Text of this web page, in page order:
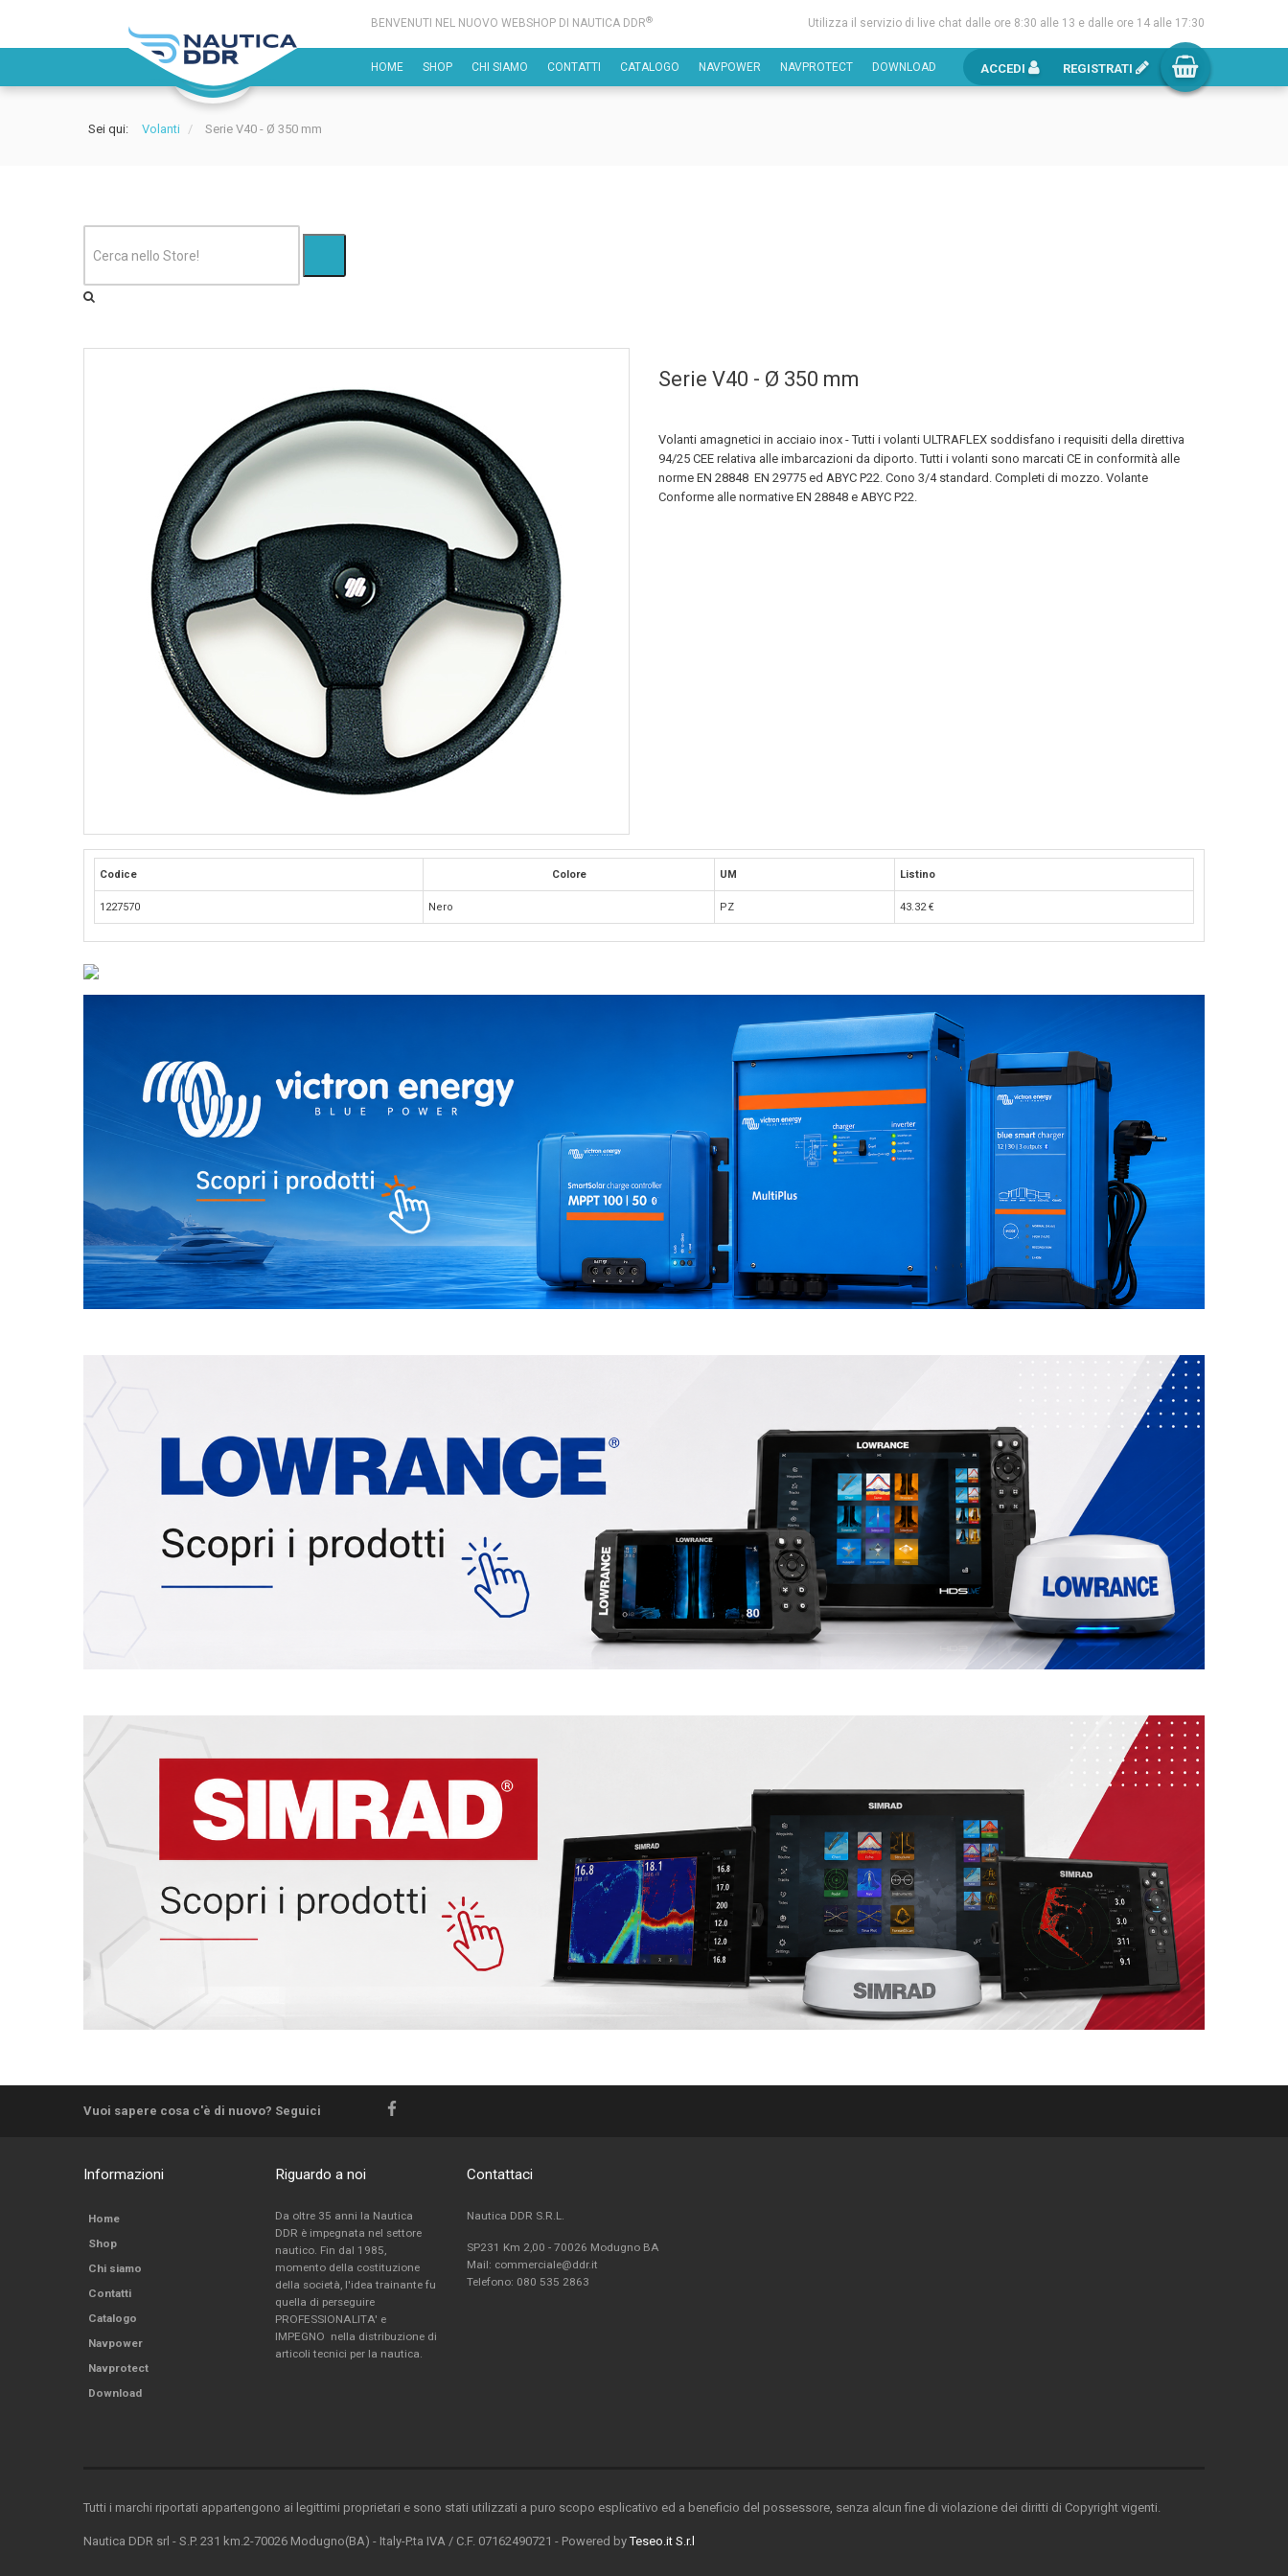
BENVENUTI NEL NUOVO WEBSHOP DI NAUTICA DDR® Utilizza il servizio di live chat dalle ore 8:30 alle 13 e dalle ore 14 alle 17:30
HOME SHOP CHI SIAMO CONTATTI CATALOGO NAVPOWER NAVPROTECT DOWNLOAD ACCEDI REGISTRATI
Sei qui: Volanti / Serie V40 - Ø 350 mm
Serie V40 - Ø 350 mm
Volanti amagnetici in acciaio inox - Tutti i volanti ULTRAFLEX soddisfano i requisiti della direttiva
94/25 CEE relativa alle imbarcazioni da diporto. Tutti i volanti sono marcati CE in conformità alle
norme EN 28848  EN 29775 ed ABYC P22. Cono 3/4 standard. Completi di mozzo. Volante
Conforme alle normative EN 28848 e ABYC P22.
Codice Colore UM Listino
1227570 Nero PZ 43.32€
Vuoi sapere cosa c'è di nuovo? Seguici
Informazioni
Home
Shop
Chi siamo
Contatti
Catalogo
Navpower
Navprotect
Download
Riguardo a noi
Da oltre 35 anni la Nautica
DDR è impegnata nel settore
nautico. Fin dal 1985,
momento della costituzione
della società, l'idea trainante fu
quella di perseguire
PROFESSIONALITA' e
IMPEGNO nella distribuzione di
articoli tecnici per la nautica.
Contattaci
Nautica DDR S.R.L.
SP231 Km 2,00 - 70026 Modugno BA
Mail: commerciale@ddr.it
Telefono: 080 535 2863
Tutti i marchi riportati appartengono ai legittimi proprietari e sono stati utilizzati a puro scopo esplicativo ed a beneficio del possessore, senza alcun fine di violazione dei diritti di Copyright vigenti.
Nautica DDR srl - S.P. 231 km.2-70026 Modugno(BA) - Italy-P.ta IVA / C.F. 07162490721 - Powered byTeseo.it S.r.l